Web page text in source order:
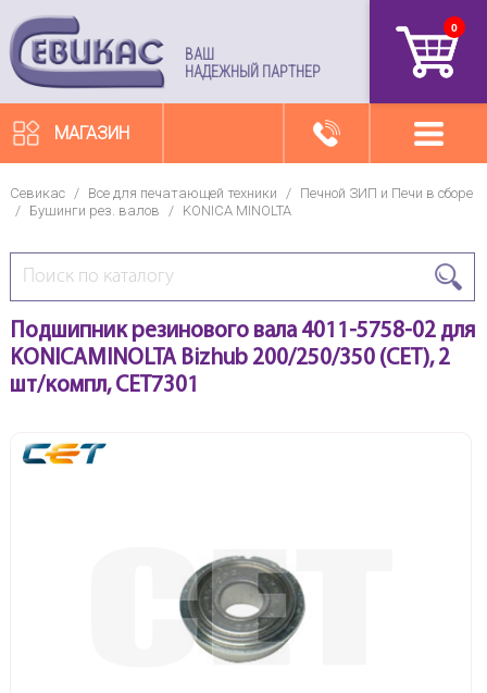
ВАШ
НАДЕЖНЫЙ ПАРТНЕР
0
МАГАЗИН
Севикас / Все для печатающей техники /
Печной ЗИП и Печи в сборе
/
Бушинги рез. валов / KONICA MINOLTA
Подшипник резинового вала 4011-5758-02 для
KONICAMINOLTA Bizhub 200/250/350 (CET), 2
шт/компл, CET7301